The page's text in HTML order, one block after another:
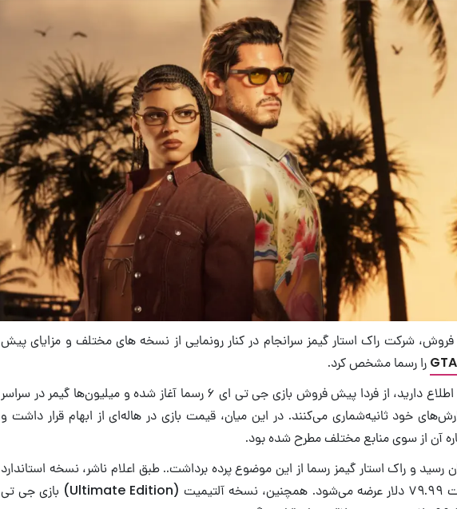
فروش‌، شرکت راک استار گیمز سرانجام در کنار رونمایی از نسخه های مختلف و مزایای پیش
را رسما مشخص کرد.
همان‌طور که احتمالا اطلاع دارید، از فردا پیش فروش بازی جی تی ای ۶ رسما آغاز شده و میلیون‌ها گیمر در سراسر
خود ثانیه‌شماری می‌کنند. در این میان، قیمت بازی در هاله‌ای از ابهام قرار داشت و
آن از سوی منابع مختلف مطرح شده بود.
رسید و راک استار گیمز رسما از این موضوع پرده برداشت.. طبق اعلام ناشر، نسخه استاندارد
بازی GTA 6 با قیمت ۷۹.۹۹ دلار عرضه می‌شود. همچنین، نسخه آلتیمیت (Ultimate Edition) بازی جی تی